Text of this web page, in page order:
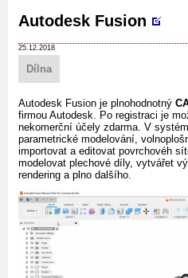
Autodesk Fusion
25.12.2018
Dílna
Autodesk Fusion je plnohodnotný
firmou Autodesk. Po registraci je
nekomerční účely zdarma. V
parametrické modelování,
importovat a editovat povrchovéh
modelovat plechové díly, vytvářet
rendering a plno dalšího.